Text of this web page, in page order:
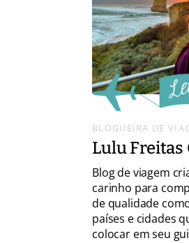
BLOGUEIRA DE
Lulu Freitas
Blog de viagem
carinho para
de qualidade
países e cidades
colocar em seu